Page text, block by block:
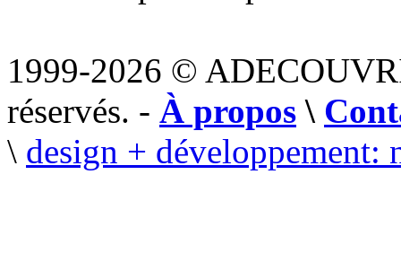
1999-2026 ©
réservés. - À propos \
\ design + développement: